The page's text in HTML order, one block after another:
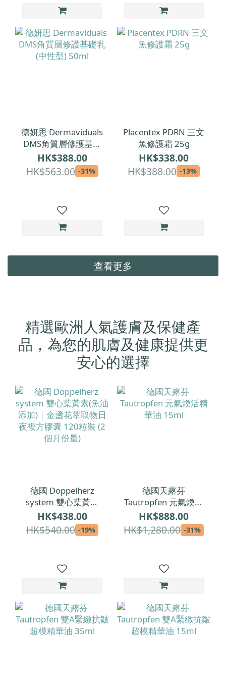
德妍思 Dermaviduals
DMS角質層修護基礎
乳 (中性型) 50ml
HK$388.00
HK$563.00 -31%
Placentex PDRN 三文
魚修護霜 25g
HK$338.00
HK$388.00 -13%
查看更多
精選歐洲人氣護膚及保健產
品，為您的肌膚及健康提供更
安心的選擇
德國 Doppelherz
system 雙心葉黃素
(魚油添加)｜金盞花萃
取物日夜複方膠囊
120粒裝 (2個月份量)
HK$438.00
HK$540.00 -19%
德國天露芬
Tautropfen 元氣煥活
精華油 15ml
HK$888.00
HK$1,280.00 -31%